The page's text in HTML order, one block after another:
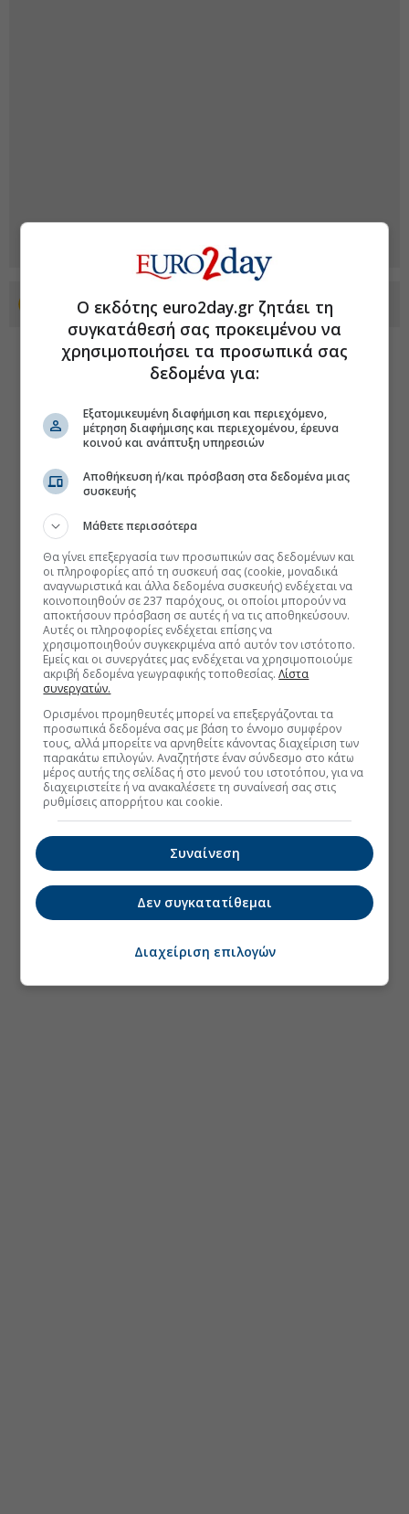
Προσθέστε το euro2day.gr στο Discover
Ο εκδότης euro2day.gr ζητάει τη
συγκατάθεσή σας προκειμένου να
χρησιμοποιήσει τα προσωπικά σας
δεδομένα για:
Εξατομικευμένη διαφήμιση και περιεχόμενο,
μέτρηση διαφήμισης και περιεχομένου, έρευνα
κοινού και ανάπτυξη υπηρεσιών
Αποθήκευση ή/και πρόσβαση στα δεδομένα μιας
συσκευής
Μάθετε περισσότερα
Θα γίνει επεξεργασία των προσωπικών σας δεδομένων και
οι πληροφορίες από τη συσκευή σας (cookie, μοναδικά
αναγνωριστικά και άλλα δεδομένα συσκευής) ενδέχεται να
κοινοποιηθούν σε 237 παρόχους, οι οποίοι μπορούν να
αποκτήσουν πρόσβαση σε αυτές ή να τις αποθηκεύσουν.
Αυτές οι πληροφορίες ενδέχεται επίσης να
χρησιμοποιηθούν συγκεκριμένα από αυτόν τον ιστότοπο.
Εμείς και οι συνεργάτες μας ενδέχεται να χρησιμοποιούμε
ακριβή δεδομένα γεωγραφικής τοποθεσίας.Λίστα
συνεργατών.
Ορισμένοι προμηθευτές μπορεί να επεξεργάζονται τα
προσωπικά δεδομένα σας με βάση το έννομο συμφέρον
τους, αλλά μπορείτε να αρνηθείτε κάνοντας διαχείριση των
παρακάτω επιλογών. Αναζητήστε έναν σύνδεσμο στο κάτω
μέρος αυτής της σελίδας ή στο μενού του ιστοτόπου, για να
διαχειριστείτε ή να ανακαλέσετε τη συναίνεσή σας στις
ρυθμίσεις απορρήτου και cookie.
Συναίνεση
Δεν συγκατατίθεμαι
Διαχείριση επιλογών